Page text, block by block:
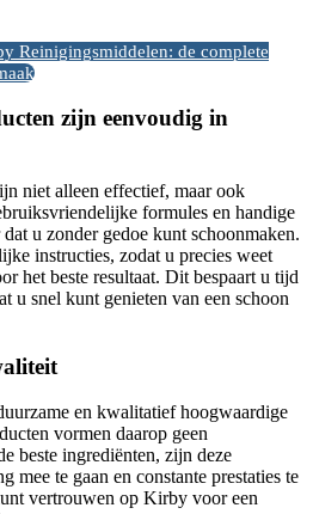
Reinigingsmiddelen: de complete
zijn eenvoudig in
niet alleen effectief, maar ook
formules en handige
u zonder gedoe kunt schoonmaken.
instructies, zodat u precies weet
het beste resultaat. Dit bespaart u tijd
u snel kunt genieten van een schoon
en kwalitatief hoogwaardige
vormen daarop geen
beste ingrediënten, zijn deze
mee te gaan en constante prestaties te
vertrouwen op Kirby voor een